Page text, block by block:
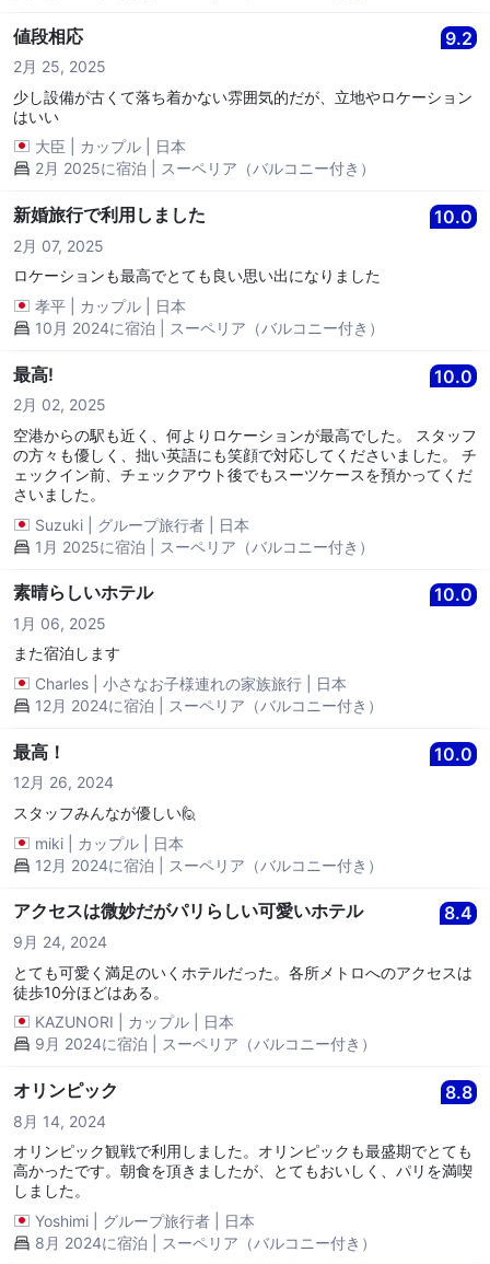
値段相応 9.2
2月 25, 2025
少し設備が古くて落ち着かない雰囲気的だが、立地やロケーション
はいい
大臣
カップル
日本
2月 2025に宿泊 | スーペリア（バルコニー付き）
新婚旅行で利用しました 10.0
2月 07, 2025
ロケーションも最高でとても良い思い出になりました
孝平
カップル
日本
10月 2024に宿泊 | スーペリア（バルコニー付き）
最高! 10.0
2月 02, 2025
空港からの駅も近く、何よりロケーションが最高でした。 スタッフ
の方々も優しく、拙い英語にも笑顔で対応してくださいました。 チ
ェックイン前、チェックアウト後でもスーツケースを預かってくだ
さいました。
Suzuki
グループ旅行者
日本
1月 2025に宿泊 | スーペリア（バルコニー付き）
素晴らしいホテル 10.0
1月 06, 2025
また宿泊します
Charles
小さなお子様連れの家族旅行
日本
12月 2024に宿泊 | スーペリア（バルコニー付き）
最高！ 10.0
12月 26, 2024
スタッフみんなが優しい🙋
miki
カップル
日本
12月 2024に宿泊 | スーペリア（バルコニー付き）
アクセスは微妙だがパリらしい可愛いホテル 8.4
9月 24, 2024
とても可愛く満足のいくホテルだった。各所メトロへのアクセスは
徒歩10分ほどはある。
KAZUNORI
カップル
日本
9月 2024に宿泊 | スーペリア（バルコニー付き）
オリンピック 8.8
8月 14, 2024
オリンピック観戦で利用しました。オリンピックも最盛期でとても
高かったです。朝食を頂きましたが、とてもおいしく、パリを満喫
しました。
Yoshimi
グループ旅行者
日本
8月 2024に宿泊 | スーペリア（バルコニー付き）